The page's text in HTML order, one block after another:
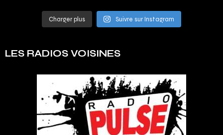
Charger plus Suivre sur Instagram
LES RADIOS VOISINES